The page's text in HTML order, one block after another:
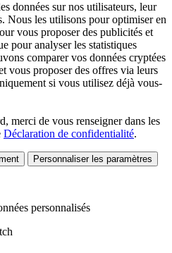
données sur nos utilisateurs, leur
Nous les utilisons pour optimiser en
vous proposer des publicités et
pour analyser les statistiques
comparer vos données cryptées
vous proposer des offres via leurs
si vous utilisez déjà vous-
merci de vous renseigner dans les
Déclaration de confidentialité.
Personnaliser les paramètres
personnalisés